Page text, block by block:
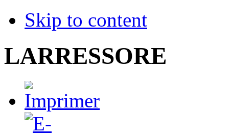
Skip to content
LARRESSORE